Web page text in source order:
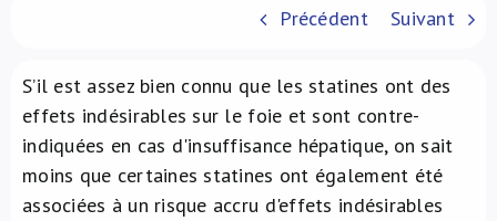
À propos de nous
Précédent Suivant
S’il est assez bien connu que les statines ont des
effets indésirables sur le foie et sont contre-
indiquées en cas d'insuffisance hépatique, on sait
moins que certaines statines ont également été
associées à un risque accru d'effets indésirables